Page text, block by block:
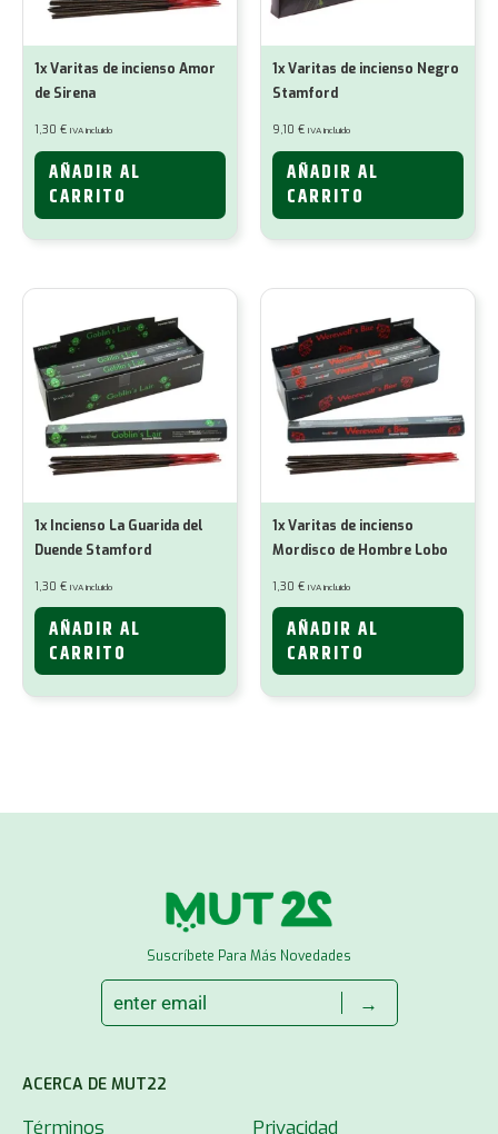
1x Varitas de incienso Amor
de Sirena
1,30 € IVA incluido
AÑADIR AL
CARRITO
1x Varitas de incienso Negro
Stamford
9,10 € IVA incluido
AÑADIR AL
CARRITO
1x Incienso La Guarida del
Duende Stamford
1,30 € IVA incluido
AÑADIR AL
CARRITO
1x Varitas de incienso
Mordisco de Hombre Lobo
1,30 € IVA incluido
AÑADIR AL
CARRITO
Suscríbete Para Más Novedades
→
ACERCA DE MUT22
Términos Privacidad